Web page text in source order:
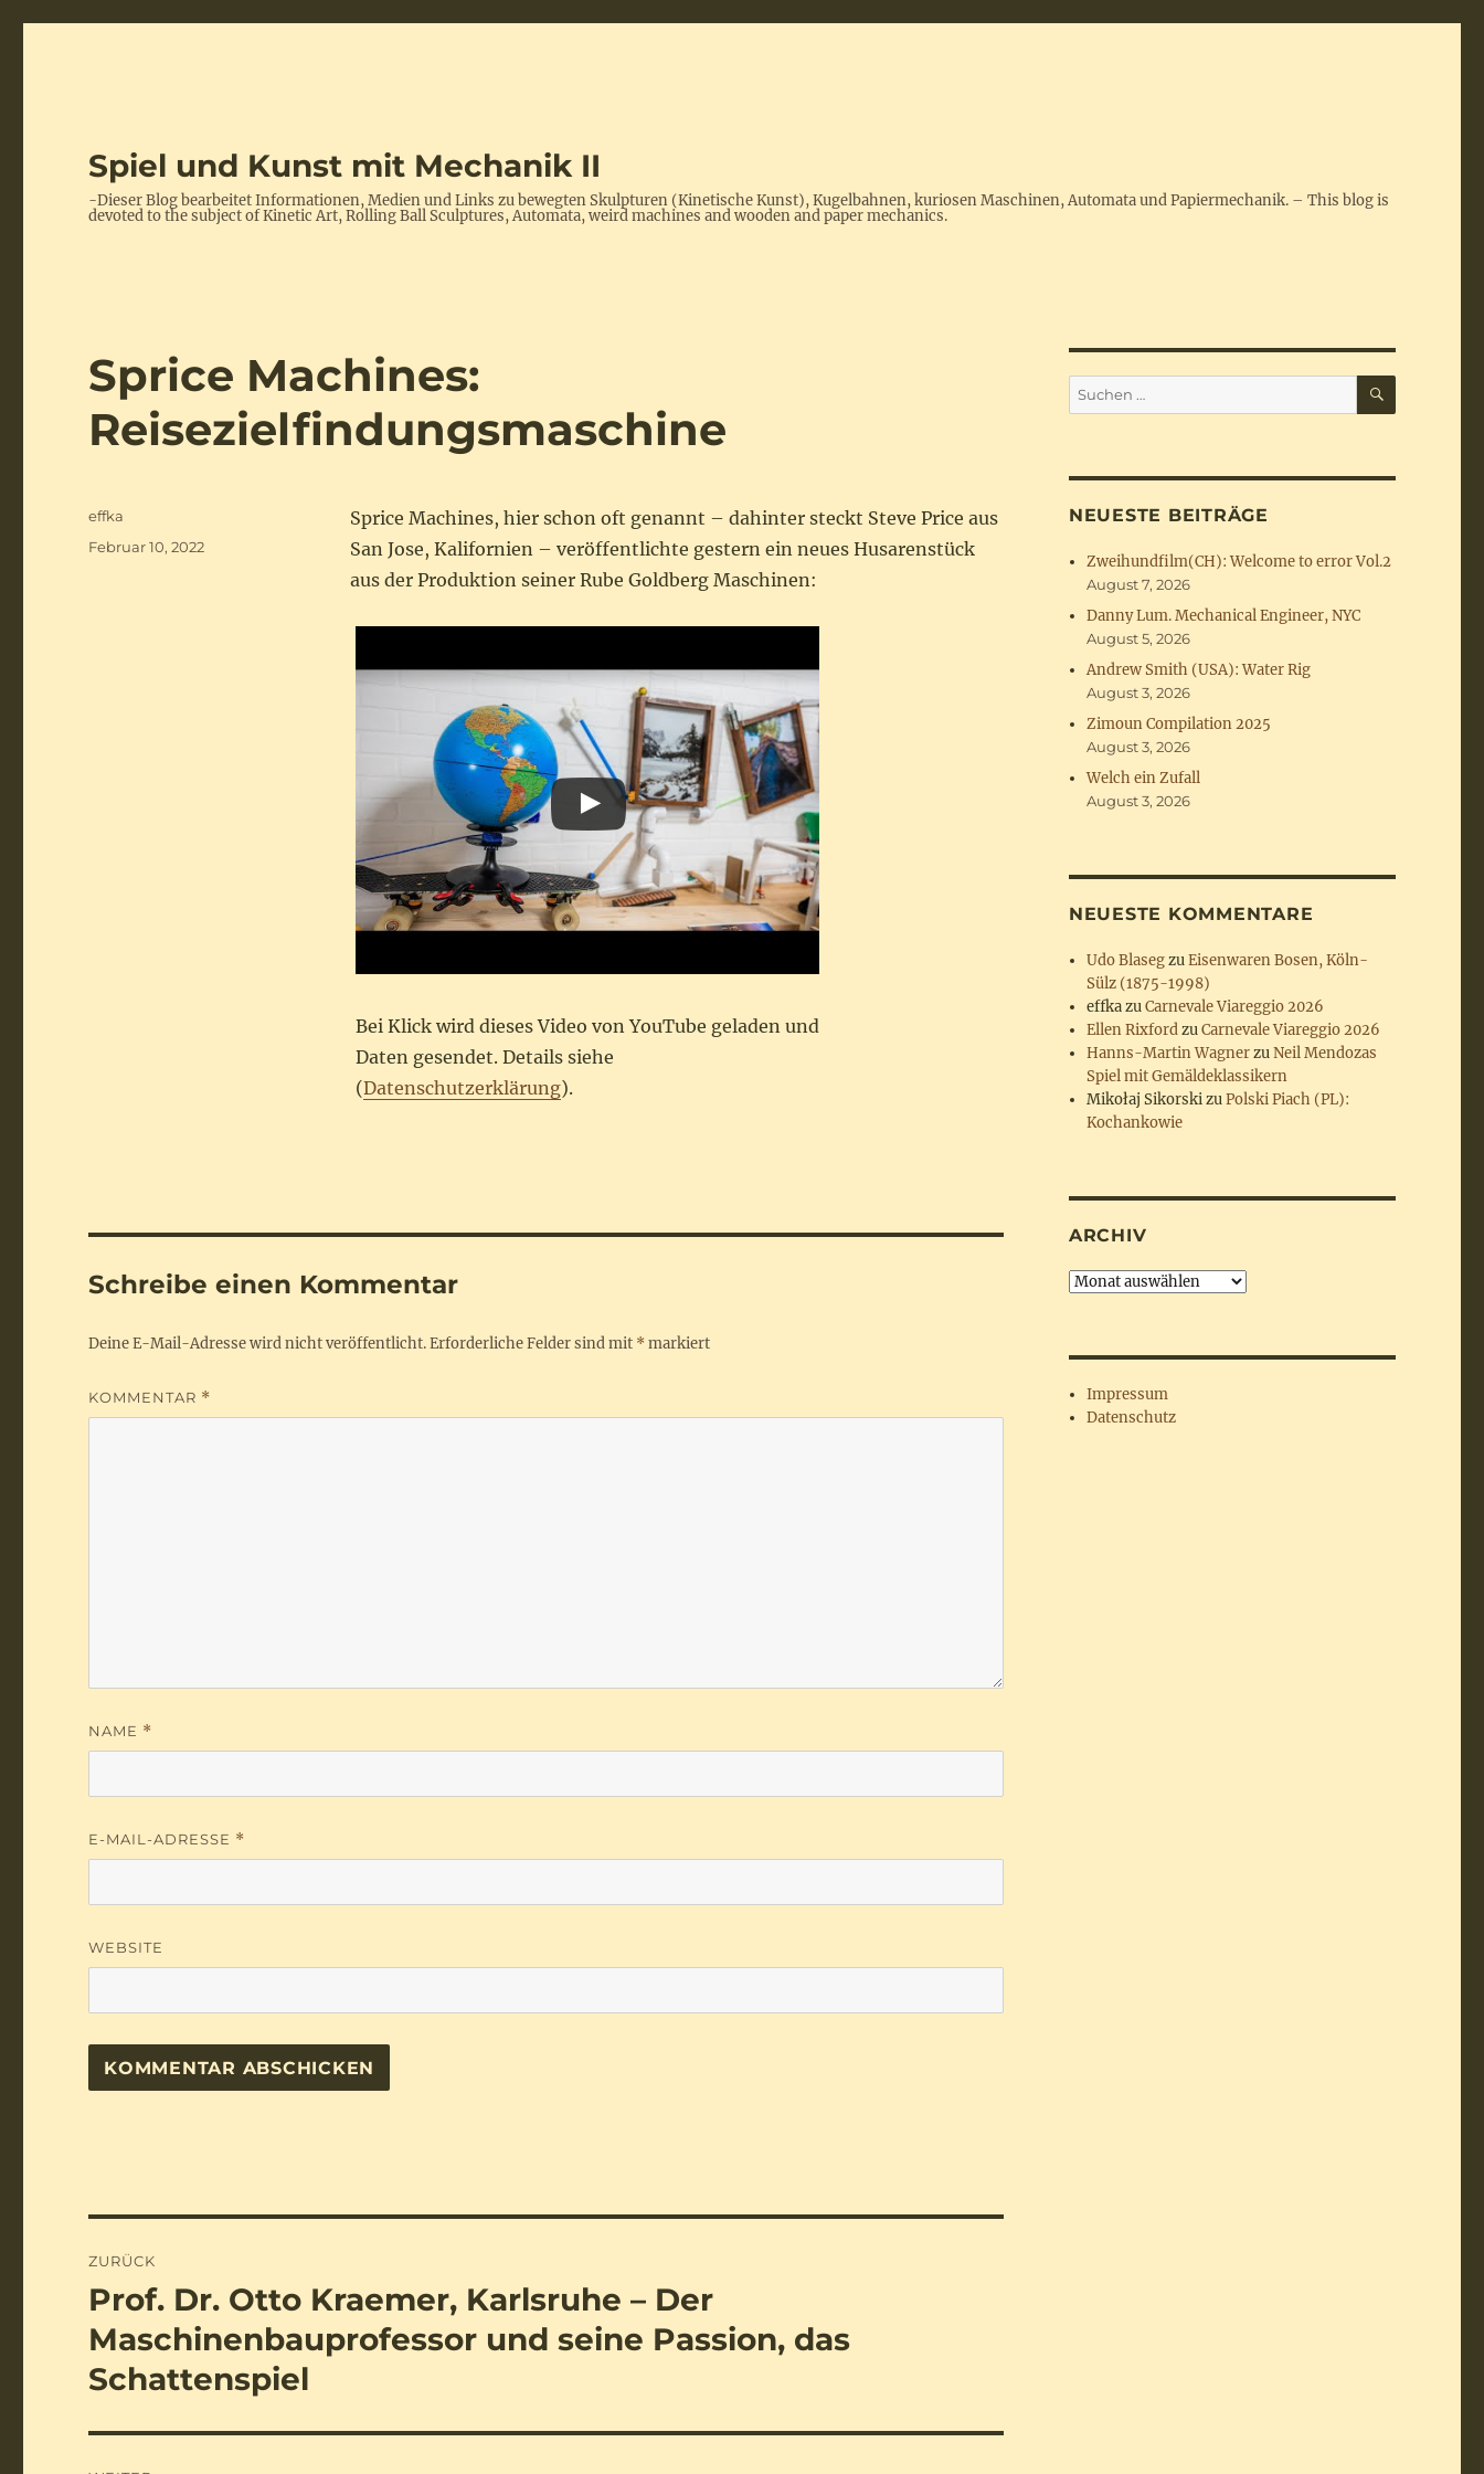
Spiel und Kunst mit Mechanik II
-Dieser Blog bearbeitet Informationen, Medien und Links zu bewegten Skulpturen (Kinetische Kunst), Kugelbahnen, kuriosen Maschinen, Automata und Papiermechanik. – This blog is
devoted to the subject of Kinetic Art, Rolling Ball Sculptures, Automata, weird machines and wooden and paper mechanics.
Sprice Machines:
Reisezielfindungsmaschine
Sprice Machines, hier schon oft genannt – dahinter steckt Steve Price aus
San Jose, Kalifornien – veröffentlichte gestern ein neues Husarenstück
aus der Produktion seiner Rube Goldberg Maschinen:
Bei Klick wird dieses Video von YouTube geladen und
Daten gesendet. Details siehe
(Datenschutzerklärung).
Autor
effka
Veröffentlicht
Februar 10, 2022
Schreibe einen Kommentar
Deine E-Mail-Adresse wird nicht veröffentlicht.Erforderliche Felder sind mit * markiert
KOMMENTAR *
NAME *
E-MAIL-ADRESSE *
WEBSITE
ZURÜCK
Vorheriger
Beitrag:
Prof. Dr. Otto Kraemer, Karlsruhe – Der
Maschinenbauprofessor und seine Passion, das
Schattenspiel
Suchen
nach:
SUCHEN
NEUESTE BEITRÄGE
Zweihundfilm(CH): Welcome to error Vol.2
August 7, 2026
Danny Lum. Mechanical Engineer, NYC
August 5, 2026
Andrew Smith (USA): Water Rig
August 3, 2026
Zimoun Compilation 2025
August 3, 2026
Welch ein Zufall
August 3, 2026
NEUESTE KOMMENTARE
Udo BlasegzuEisenwaren Bosen, Köln-
Sülz (1875-1998)
effkazuCarnevale Viareggio 2026
Ellen RixfordzuCarnevale Viareggio 2026
Hanns-Martin WagnerzuNeil Mendozas
Spiel mit Gemäldeklassikern
Mikołaj SikorskizuPolski Piach (PL):
Kochankowie
ARCHIV
Archiv
Impressum
Datenschutz